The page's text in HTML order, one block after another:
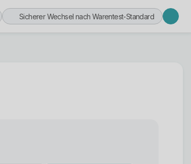
Sicherer Wechsel nach Warentest-Standard